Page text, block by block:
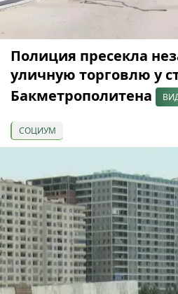
Полиция пресекла
уличную торговлю у
Бакметрополитена
СОЦИУМ